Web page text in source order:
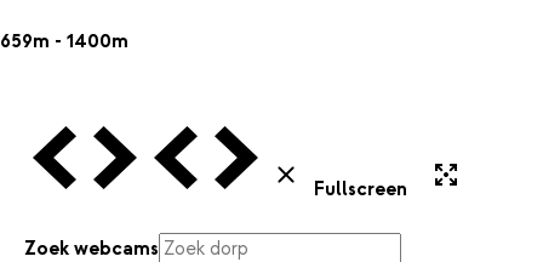
659m - 1400m
Vorige Webcam
Volgende Webcam
Vorige Webcam
Volgende Webcam
Sluiten
Fullscreen
Zoek webcams